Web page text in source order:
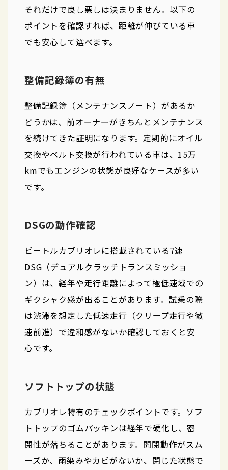
それだけで良し悪しは決まりません。以下の
ポイントを確認すれば、距離が伸びている車
でも安心して選べます。
整備記録簿の有無
整備記録簿（メンテナンスノート）があるか
どうかは、前オーナーがきちんとメンテナンス
を続けてきた証明になります。定期的にオイル
交換やベルト交換が行われている車は、15万
kmでもエンジンの状態が良好なケースが多い
です。
DSGの動作確認
ビートルカブリオレに搭載されている7速
DSG（デュアルクラッチトランスミッショ
ン）は、経年や走行距離によって極低速域での
ギクシャク感が出ることがあります。試乗の際
は渋滞を想定した低速走行（クリープ走行や微
速前進）で違和感がないか確認しておくと安
心です。
ソフトトップの状態
カブリオレ特有のチェックポイントです。ソフ
トトップのゴムパッキンは経年で硬化し、密
閉性が落ちることがあります。開閉動作がスム
ーズか、雨染みやカビがないか、閉じた状態で